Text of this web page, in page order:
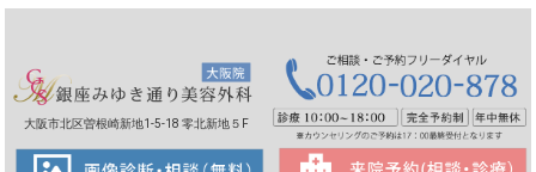
大阪市北区曽根崎新地1-5-18 零北新地５F